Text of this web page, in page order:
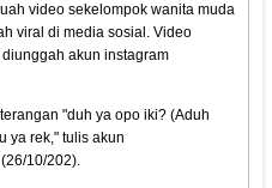
video sekelompok wanita muda
viral di media sosial. Video
akun instagram
"duh ya opo iki? (Aduh
ya rek," tulis akun
10/202).